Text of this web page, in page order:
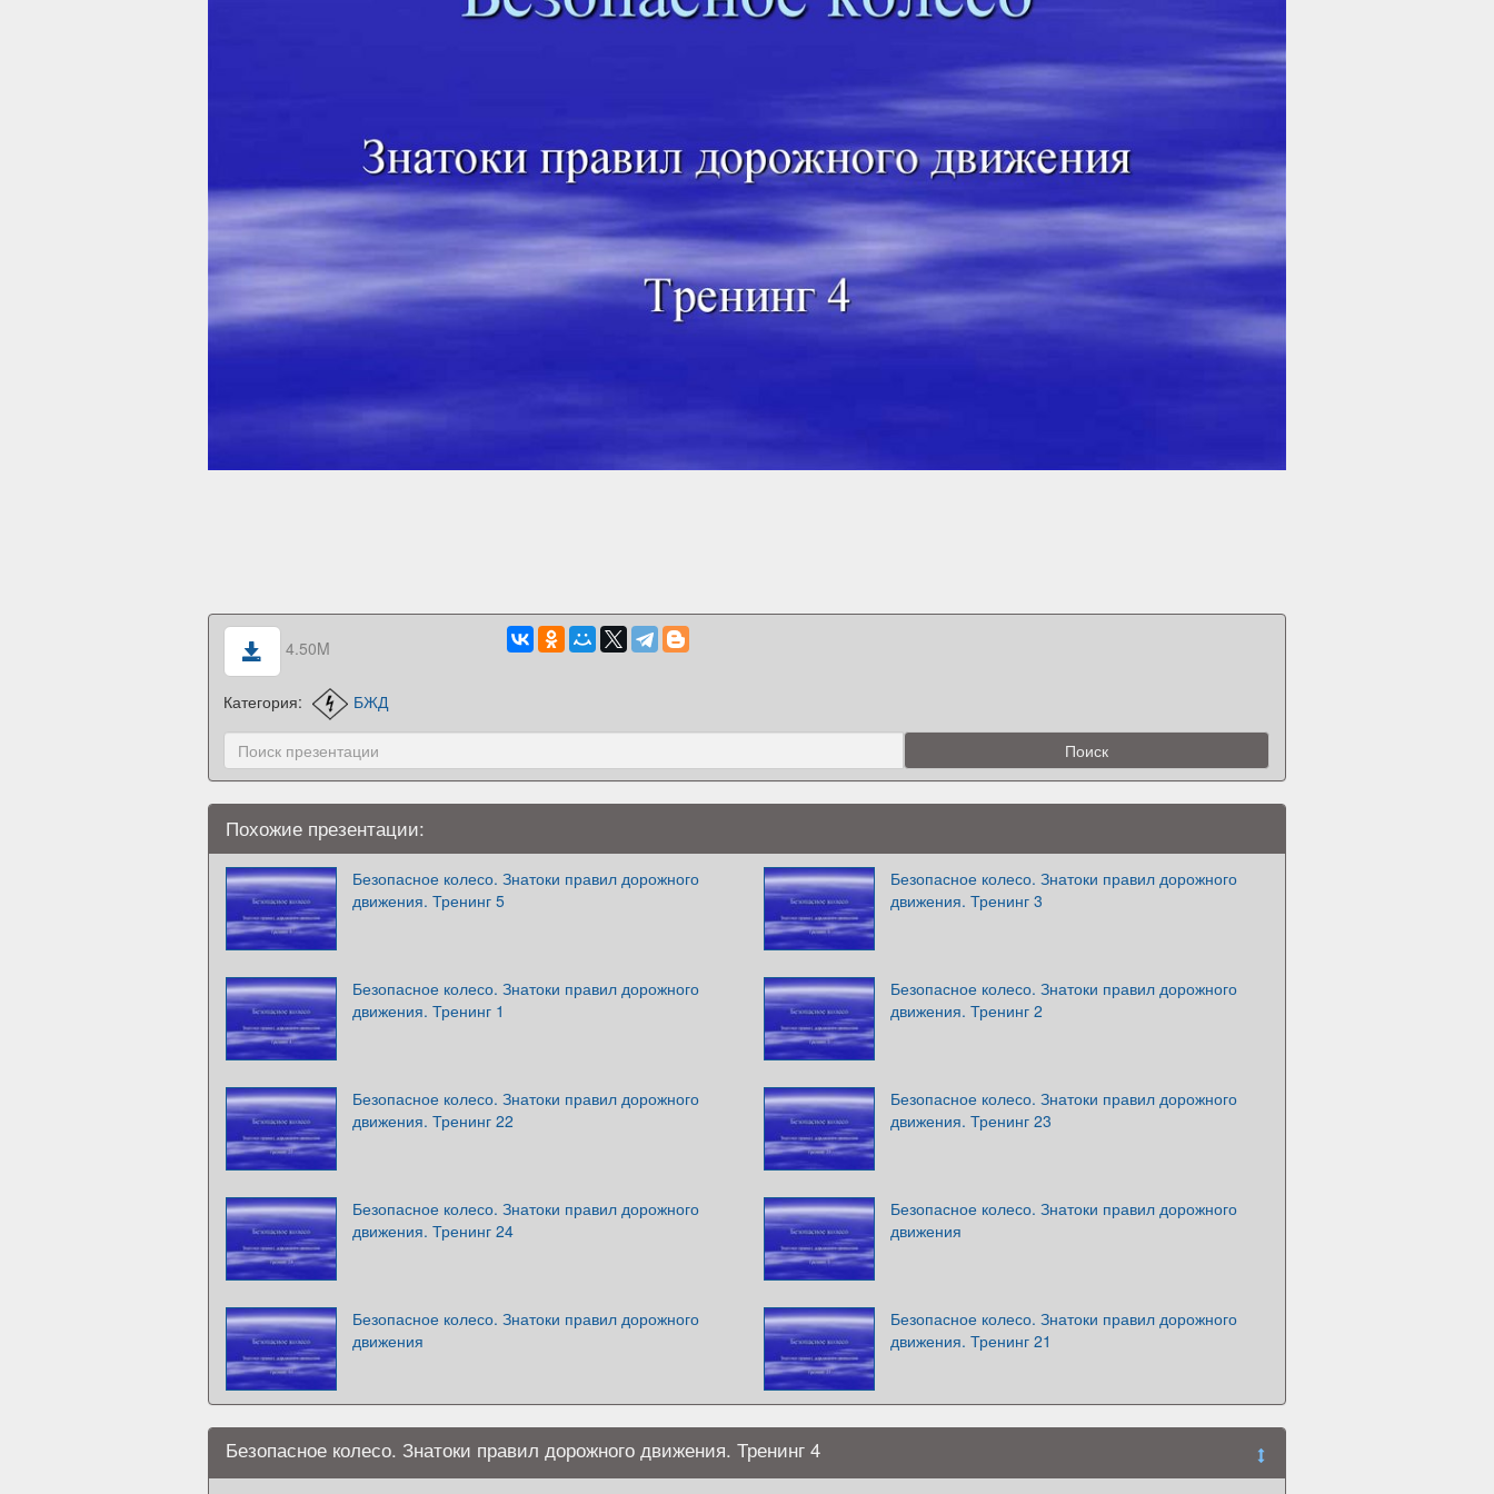
4.50M
Категория: БЖД
Похожие презентации:
Безопасное колесо. Знатоки правил дорожного
движения. Тренинг 5
Безопасное колесо. Знатоки правил дорожного
движения. Тренинг 3
Безопасное колесо. Знатоки правил дорожного
движения. Тренинг 1
Безопасное колесо. Знатоки правил дорожного
движения. Тренинг 2
Безопасное колесо. Знатоки правил дорожного
движения. Тренинг 22
Безопасное колесо. Знатоки правил дорожного
движения. Тренинг 23
Безопасное колесо. Знатоки правил дорожного
движения. Тренинг 24
Безопасное колесо. Знатоки правил дорожного
движения
Безопасное колесо. Знатоки правил дорожного
движения
Безопасное колесо. Знатоки правил дорожного
движения. Тренинг 21
Безопасное колесо. Знатоки правил дорожного движения. Тренинг 4